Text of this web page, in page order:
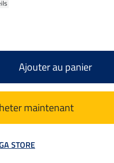
Ajouter au panier
maintenant
STORE